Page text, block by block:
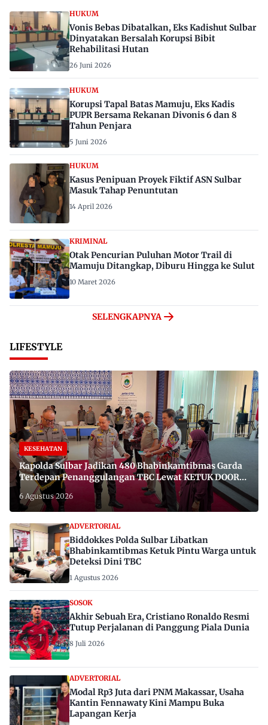
HUKUM
Vonis Bebas Dibatalkan, Eks Kadishut Sulbar
Dinyatakan Bersalah Korupsi Bibit
Rehabilitasi Hutan
26 Juni 2026
HUKUM
Korupsi Tapal Batas Mamuju, Eks Kadis
PUPR Bersama Rekanan Divonis 6 dan 8
Tahun Penjara
5 Juni 2026
HUKUM
Kasus Penipuan Proyek Fiktif ASN Sulbar
Masuk Tahap Penuntutan
14 April 2026
KRIMINAL
Otak Pencurian Puluhan Motor Trail di
Mamuju Ditangkap, Diburu Hingga ke Sulut
10 Maret 2026
SELENGKAPNYA
LIFESTYLE
KESEHATAN
Kapolda Sulbar Jadikan 480 Bhabinkamtibmas Garda
Terdepan Penanggulangan TBC Lewat KETUK DOORS
di 650 Desa
6 Agustus 2026
ADVERTORIAL
Biddokkes Polda Sulbar Libatkan
Bhabinkamtibmas Ketuk Pintu Warga untuk
Deteksi Dini TBC
1 Agustus 2026
SOSOK
Akhir Sebuah Era, Cristiano Ronaldo Resmi
Tutup Perjalanan di Panggung Piala Dunia
8 Juli 2026
ADVERTORIAL
Modal Rp3 Juta dari PNM Makassar, Usaha
Kantin Fennawaty Kini Mampu Buka
Lapangan Kerja